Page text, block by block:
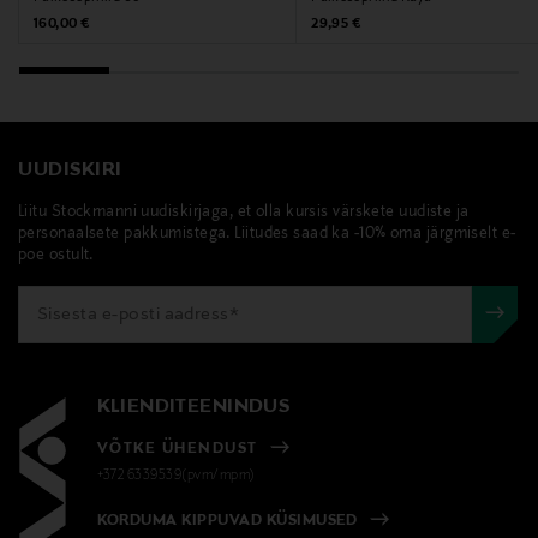
prillid
Original Price
160,00 €
Original Price
29,95 €
UUDISKIRI
Liitu Stockmanni uudiskirjaga, et olla kursis värskete uudiste ja
personaalsete pakkumistega. Liitudes saad ka -10% oma järgmiselt e-
poe ostult.
KLIENDITEENINDUS
VÕTKE ÜHENDUST
+372 6339539(pvm/mpm)
KORDUMA KIPPUVAD KÜSIMUSED